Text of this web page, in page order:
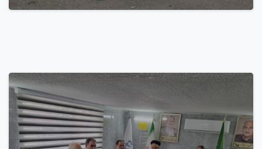
0